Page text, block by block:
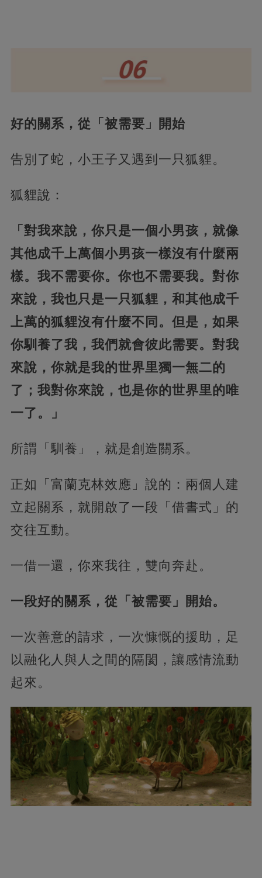
好的關系，從「被需要」開始
告別了蛇，小王子又遇到一只狐貍。
狐貍說：
「對我來說，你只是一個小男孩，就像
其他成千上萬個小男孩一樣沒有什麼兩
樣。我不需要你。你也不需要我。 對你
來說，我也只是一只狐貍，和其他成千
上萬的狐貍沒有什麼不同。但是，如果
你馴養了我，我們就會彼此需要。 對我
來說，你就是我的世界里獨一無二的
了；我對你來說，也是你的世界里的唯
一了。」
所謂「馴養」，就是創造關系。
正如「富蘭克林效應」說的：兩個人建
立起關系，就開啟了一段「借書式」的
交往互動。
一借一還，你來我往，雙向奔赴。
一段好的關系，從「被需要」開始。
一次善意的請求，一次慷慨的援助，足
以融化人與人之間的隔閡，讓感情流動
起來。